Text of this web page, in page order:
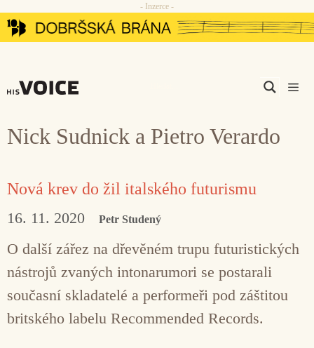
Přeskočit
na
- Inzerce -
Nick Sudnick a Pietro Verardo
Nová krev do žil italského futurismu
16. 11. 2020 Petr Studený
O další zářez na dřevěném trupu futuristických
nástrojů zvaných intonarumori se postarali
současní skladatelé a performeři pod záštitou
britského labelu Recommended Records.